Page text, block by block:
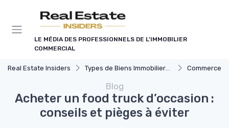
LE MÉDIA DES PROFESSIONNELS DE L'IMMOBILIER
COMMERCIAL
Real Estate Insiders Types de Biens Immobiliers Commerciaux Commerces
Blog
Acheter un food truck d’occasion :
conseils et pièges à éviter